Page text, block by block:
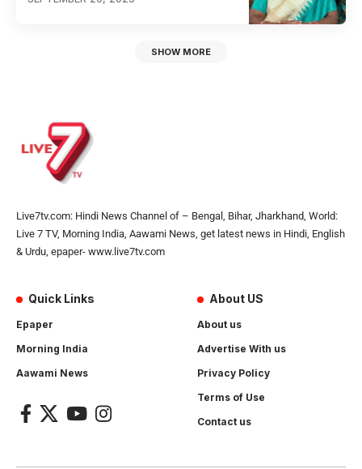
SHOW MORE
Live7tv.com: Hindi News Channel of – Bengal, Bihar, Jharkhand, World:
Live 7 TV, Morning India, Aawami News, get latest news in Hindi, English
& Urdu, epaper- www.live7tv.com
Quick Links
Epaper
Morning India
Aawami News
About US
About us
Advertise With us
Privacy Policy
Terms of Use
Contact us